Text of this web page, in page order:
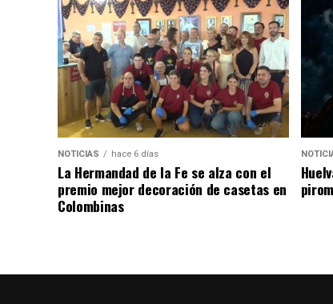
NOTICIAS hace 6 días
La Hermandad de la Fe se alza con el
premio mejor decoración de casetas en
Colombinas